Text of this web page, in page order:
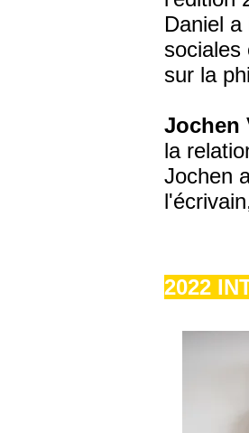
Daniel
sociales
sur la
Jochen
la
Jochen
2022